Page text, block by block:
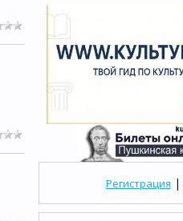
Регистрация |